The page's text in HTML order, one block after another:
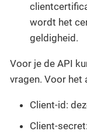
wordt het
geldigheid.
Voor je de API
vragen. Voor het
Client-id:
Client-